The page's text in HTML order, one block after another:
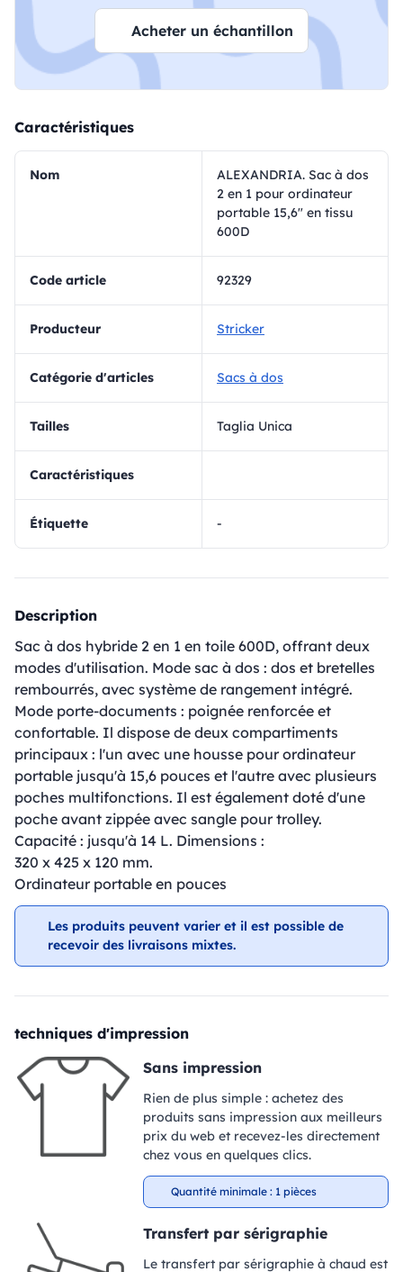
Acheter un échantillon
Caractéristiques
Nom
ALEXANDRIA. Sac à dos
2 en 1 pour ordinateur
portable 15,6" en tissu
600D
Code article 92329
Producteur Stricker
Catégorie d'articles Sacs à dos
Tailles Taglia Unica
Caractéristiques
Étiquette -
Description
Sac à dos hybride 2 en 1 en toile 600D, offrant deux
modes d'utilisation. Mode sac à dos : dos et bretelles
rembourrés, avec système de rangement intégré.
Mode porte-documents : poignée renforcée et
confortable. Il dispose de deux compartiments
principaux : l'un avec une housse pour ordinateur
portable jusqu'à 15,6 pouces et l'autre avec plusieurs
poches multifonctions. Il est également doté d'une
poche avant zippée avec sangle pour trolley.
Capacité : jusqu'à 14 L. Dimensions :
320 x 425 x 120 mm.
Ordinateur portable en pouces
Les produits peuvent varier et il est possible de
recevoir des livraisons mixtes.
techniques d'impression
Sans impression
Rien de plus simple : achetez des
produits sans impression aux meilleurs
prix du web et recevez-les directement
chez vous en quelques clics.
Quantité minimale : 1 pièces
Transfert par sérigraphie
Le transfert par sérigraphie à chaud est